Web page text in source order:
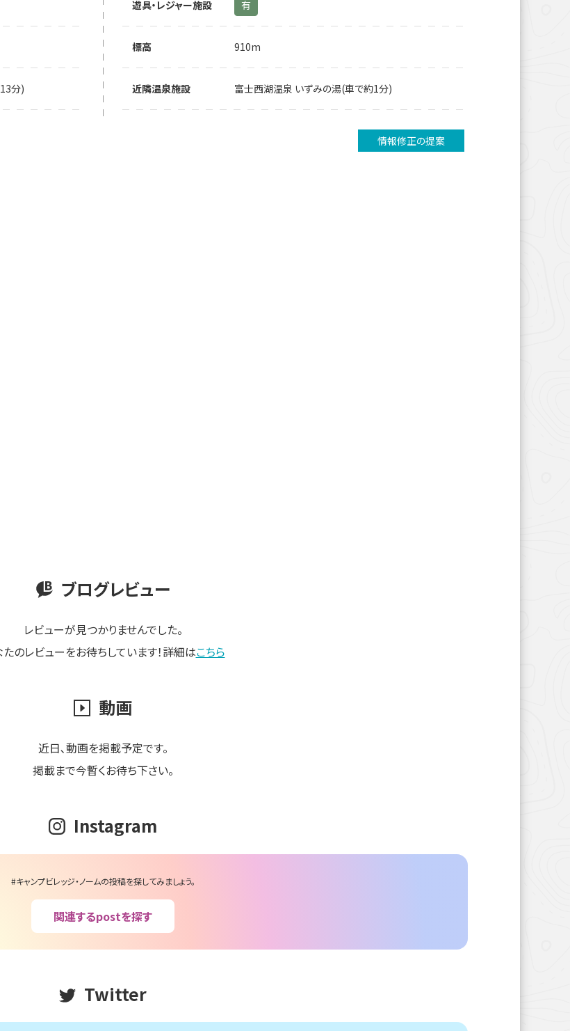
遊具・レジャー施設 有
標高 910m
分) 近隣温泉施設 富士西湖温泉 いずみの湯(車で約1分)
情報修正の提案
ブログレビュー
レビューが見つかりませんでした。
のレビューをお待ちしています！詳細はこちら
動画
近日､動画を掲載予定です。
掲載まで今暫くお待ち下さい。
Instagram
#キャンプビレッジ・ノームの投稿を探してみましょう。
関連するpostを探す
Twitter